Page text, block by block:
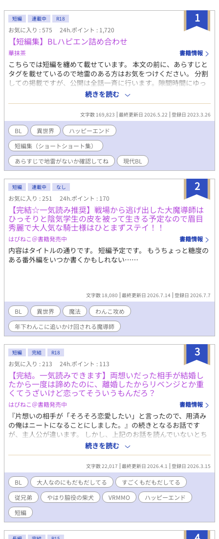
1
短編 連載中 R18
お気に入り : 575 24h.ポイント : 1,720
【短編集】BLハピエン詰め合わせ
華抹茶 書籍情報
こちらでは短編を纏めて載せています。 本文の前に、あらすじと
タグを載せているので地雷のある方はお気をつけください。 分割
しての掲載ですが、公開は全話一斉に行います。隙間時間にゆっ
くりでも一気読みでも、お好みに合わせてお楽しみください。 作
者はハピエン大好きマンなので、ハッピーエンドしかありませ
ん。 お好みのお話がありましたら感想お待ちしております。 今後
短編が出来次第こちらで公開していきます。 宜しくお願い致しま
すm(_ _)m
続きを読む
文字数 169,823 最終更新日 2026.5.22 登録日 2023.3.26
BL 異世界
ハッピーエンド
短編集（ショートショート集）
あらすじで地雷がないか確認してね
現代BL
2
短編 連載中 なし
お気に入り : 251 24h.ポイント : 170
【完結☆一気読み推奨】戦場から逃げ出した大魔導師は
ひっそりと陰気学生の皮を被って生きる予定なので眉目
秀麗で大人気な騎士様はひとまずステイ！！
はぴねこ＠書籍発売中 書籍情報
内容はタイトルの通りです。 短編予定です。 もうちょっと糖度の
ある番外編をいつか書くかもしれない……
文字数 18,080 最終更新日 2026.7.14 登録日 2026.7.7
BL 異世界 魔法
わんこ攻め
年下わんこに追いかけ回される魔導師
3
短編 完結 R18
お気に入り : 213 24h.ポイント : 113
【完結。一気読みできます】両想いだった相手が結婚し
たから一度は諦めたのに、離婚したからリベンジとか重
くてうざいけど恋ってそういうもんだろ？
はぴねこ＠書籍発売中 書籍情報
『片想いの相手が「そろそろ恋愛したい」と言ったので、用済み
の俺はニートになることにしました。』の続きとなるお話です
が、主人公が違います。 しかし、上記のお話を読んでいないとち
ょっと意味がわからない部分があると思います。 読んでなくても
わかるように書けたらよかったのですが、それは難しそうでし
た。すみません。 なぜ、続きから書かなかったのか？ それは、
上記の設定がR18じゃないからです！ めちゃくちゃR18という内
容ではありませんが、それを想像させる内容が最初にとても出ち
ゃうので、続きとして書けませんでした。すみません。 上記で柴
犬の躾をしている九条社長が主人公になります。 よろしくお願い
します。 『片想いの相手が「そろそろ恋愛したい」と言ったの
で、用済みの俺はニートになることにしました。』はこちら
https://www.alphapolis.co.jp/novel/135536470/810032189
続きを読む
文字数 22,017 最終更新日 2026.4.1 登録日 2026.3.15
BL 大人なのにもだもだしてる
すごくもだもだしてる
従兄弟
やはり脇役の柴犬 VRMMO
ハッピーエンド
短編